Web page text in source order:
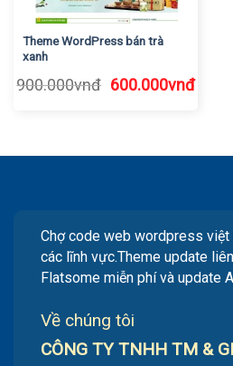
Theme WordPress bán trà
xanh
900.000vnđ Giá
600.000vnđGiá
Chợ code web wordpress
các lĩnh vực.Theme update
Flatsome miễn phí và update
Về chúng tôi
CÔNG TY TNHH TM &